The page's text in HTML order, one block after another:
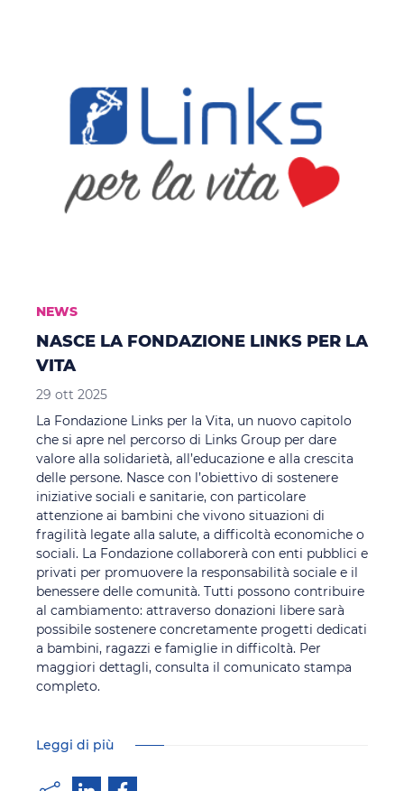
NEWS
NASCE LA FONDAZIONE LINKS PER LA
VITA
29 ott 2025
La Fondazione Links per la Vita, un nuovo capitolo
che si apre nel percorso di Links Group per dare
valore alla solidarietà, all’educazione e alla crescita
delle persone. Nasce con l’obiettivo di sostenere
iniziative sociali e sanitarie, con particolare
attenzione ai bambini che vivono situazioni di
fragilità legate alla salute, a difficoltà economiche o
sociali. La Fondazione collaborerà con enti pubblici e
privati per promuovere la responsabilità sociale e il
benessere delle comunità. Tutti possono contribuire
al cambiamento: attraverso donazioni libere sarà
possibile sostenere concretamente progetti dedicati
a bambini, ragazzi e famiglie in difficoltà. Per
maggiori dettagli, consulta il comunicato stampa
completo.
Leggi di più